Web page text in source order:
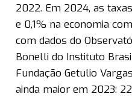
2022. Em 2024, as
e 0,1% na economia
com dados do
Bonelli do Instituto
Fundação Getulio
ainda maior em 2023: